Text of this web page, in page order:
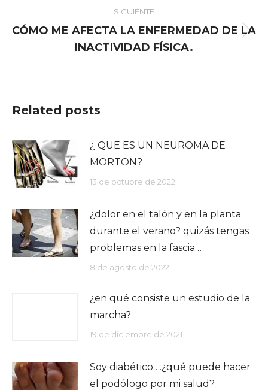
SIGUIENTE
Publicación
siguiente:
CÓMO ME AFECTA LA ENFERMEDAD DE LA
INACTIVIDAD FÍSICA.
Related posts
¿ QUE ES UN NEUROMA DE
MORTON?
13 de octubre de 2022
¿dolor en el talón y en la planta
durante el verano? quizás tengas
problemas en la fascia…
8 de agosto de 2022
¿en qué consiste un estudio de la
marcha?
19 de diciembre de 2021
Soy diabético….¿qué puede hacer
el podólogo por mi salud?